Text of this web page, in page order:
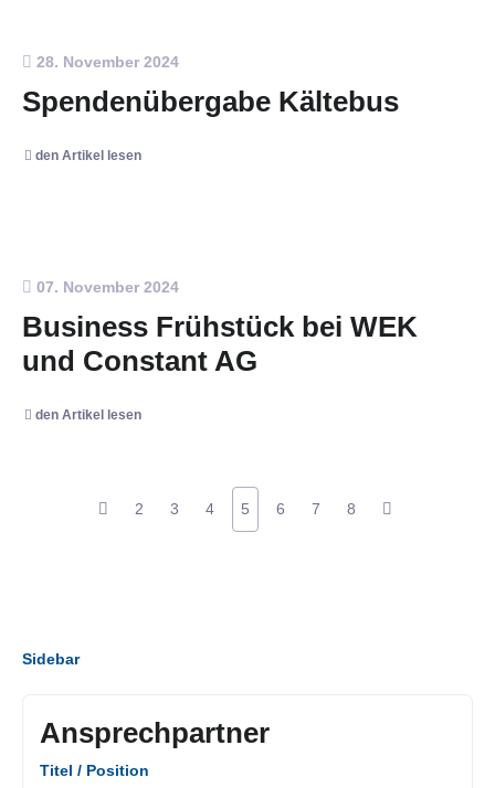
28. November 2024
Spendenübergabe Kältebus
den Artikel lesen
07. November 2024
Business Frühstück bei WEK
und Constant AG
den Artikel lesen
2 3 4 5 6 7 8
Sidebar
Ansprechpartner
Titel / Position